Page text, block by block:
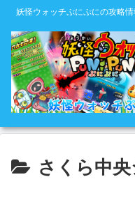
妖怪ウォッチぷにぷにの攻略
さくら中